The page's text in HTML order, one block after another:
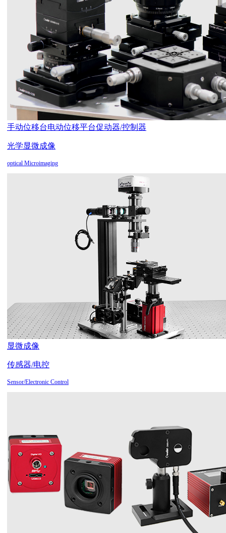
手动位移台电动位移平台促动器/控制器
光学显微成像
optical Microimaging
显微成像
传感器/电控
Sensor/Electronic Control